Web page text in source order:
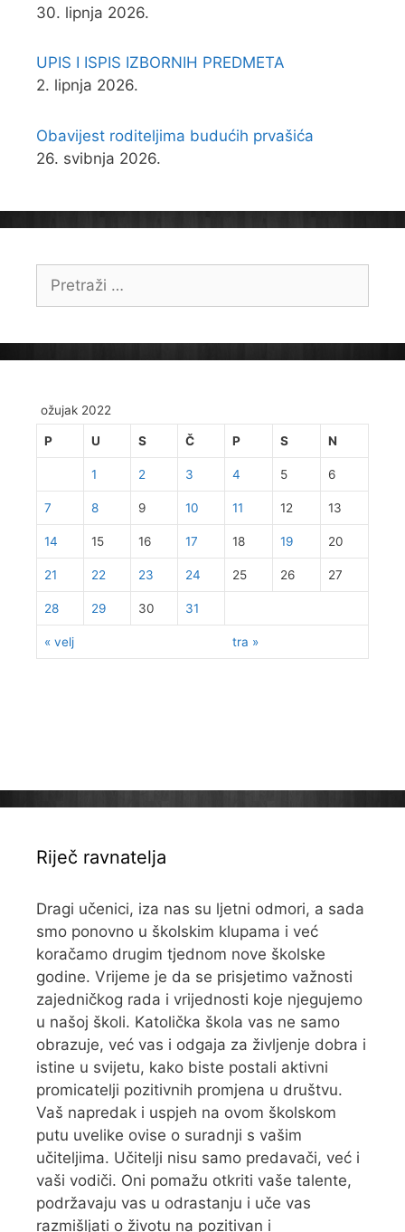
30. lipnja 2026.
UPIS I ISPIS IZBORNIH PREDMETA
2. lipnja 2026.
Obavijest roditeljima budućih prvašića
26. svibnja 2026.
ožujak 2022
P U S Č P S N
« velj tra »
1 2 3 4 5 6
7 8 9 10 11 12 13
14 15 16 17 18 19 20
21 22 23 24 25 26 27
28 29 30 31
Riječ ravnatelja
Dragi učenici, iza nas su ljetni odmori, a sada
smo ponovno u školskim klupama i već
koračamo drugim tjednom nove školske
godine. Vrijeme je da se prisjetimo važnosti
zajedničkog rada i vrijednosti koje njegujemo
u našoj školi. Katolička škola vas ne samo
obrazuje, već vas i odgaja za življenje dobra i
istine u svijetu, kako biste postali aktivni
promicatelji pozitivnih promjena u društvu.
Vaš napredak i uspjeh na ovom školskom
putu uvelike ovise o suradnji s vašim
učiteljima. Učitelji nisu samo predavači, već i
vaši vodiči. Oni pomažu otkriti vaše talente,
podržavaju vas u odrastanju i uče vas
razmišljati o životu na pozitivan i